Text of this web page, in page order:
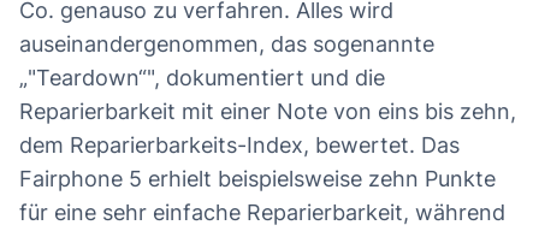
Co. genauso zu verfahren. Alles wird
auseinandergenommen, das sogenannte
„"Teardown“", dokumentiert und die
Reparierbarkeit mit einer Note von eins bis zehn,
dem Reparierbarkeits-Index, bewertet. Das
Fairphone 5 erhielt beispielsweise zehn Punkte
für eine sehr einfache Reparierbarkeit, während